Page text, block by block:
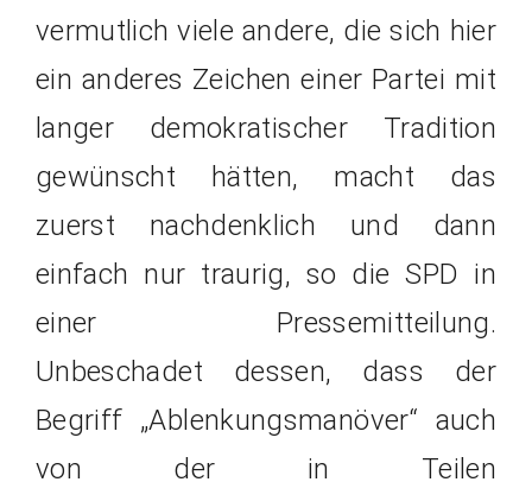
vermutlich viele andere, die sich hier
ein anderes Zeichen einer Partei mit
langer demokratischer Tradition
gewünscht hätten, macht das
zuerst nachdenklich und dann
einfach nur traurig, so die SPD in
einer Pressemitteilung.
Unbeschadet dessen, dass der
Begriff „Ablenkungsmanöver“ auch
von der in Teilen